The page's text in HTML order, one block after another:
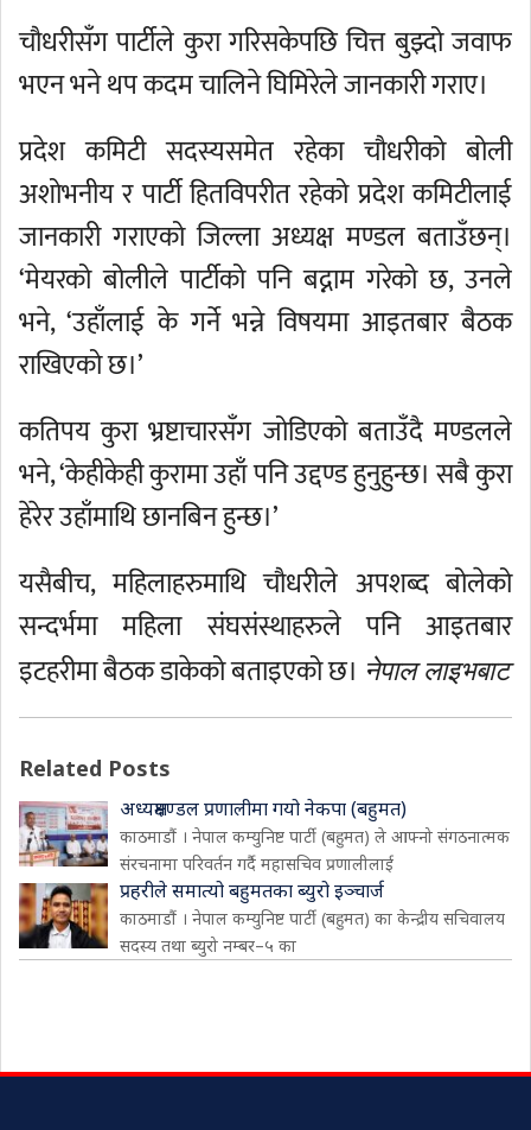
चौधरीसँग पार्टीले कुरा गरिसकेपछि चित्त बुझ्दो जवाफ
भएन भने थप कदम चालिने घिमिरेले जानकारी गराए।
प्रदेश कमिटी सदस्यसमेत रहेका चौधरीको बोली
अशोभनीय र पार्टी हितविपरीत रहेको प्रदेश कमिटीलाई
जानकारी गराएको जिल्ला अध्यक्ष मण्डल बताउँछन्।
‘मेयरको बोलीले पार्टीको पनि बद्नाम गरेको छ, उनले
भने, ‘उहाँलाई के गर्ने भन्ने विषयमा आइतबार बैठक
राखिएको छ।’
कतिपय कुरा भ्रष्टाचारसँग जोडिएको बताउँदै मण्डलले
भने, ‘केहीकेही कुरामा उहाँ पनि उद्दण्ड हुनुहुन्छ। सबै कुरा
हेरेर उहाँमाथि छानबिन हुन्छ।’
यसैबीच, महिलाहरुमाथि चौधरीले अपशब्द बोलेको
सन्दर्भमा महिला संघसंस्थाहरुले पनि आइतबार
इटहरीमा बैठक डाकेको बताइएको छ। नेपाल लाइभबाट
Related Posts
अध्यक्षमण्डल प्रणालीमा गयो नेकपा (बहुमत)
काठमाडौं । नेपाल कम्युनिष्ट पार्टी (बहुमत) ले आफ्नो संगठनात्मक
संरचनामा परिवर्तन गर्दै महासचिव प्रणालीलाई
प्रहरीले समात्यो बहुमतका ब्युरो इञ्चार्ज
काठमाडौं । नेपाल कम्युनिष्ट पार्टी (बहुमत) का केन्द्रीय सचिवालय
सदस्य तथा ब्युरो नम्बर–५ का